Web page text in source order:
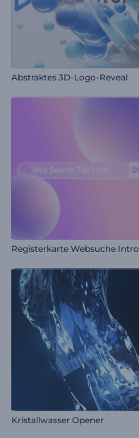
Abstraktes 3D-Logo-Reveal
Registerkarte Websuche Intro
Kristallwasser Opener